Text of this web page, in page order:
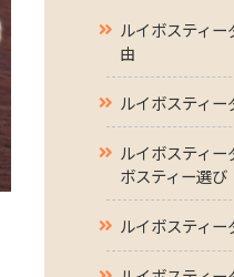
ルイボスティ
由
ルイボスティ
ルイボスティ
ボスティー選び
ルイボスティ